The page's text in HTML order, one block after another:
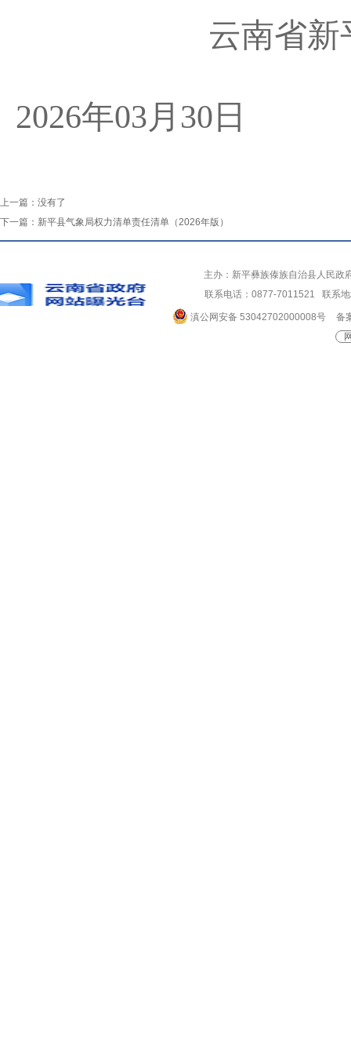
云南省新
2026年03月30日
上一篇： 没有了
下一篇： 新平县气象局权力清单责任清单（2026年版）
主办：新平彝族傣族自治县人民
联系电话：0877-7011521 联系
滇公网安备 53042702000008号
备